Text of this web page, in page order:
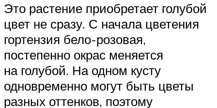
Это растение приобретает голубой
цвет не сразу. С начала цветения
гортензия бело-розовая,
постепенно окрас меняется
на голубой. На одном кусту
одновременно могут быть цветы
разных оттенков, поэтому